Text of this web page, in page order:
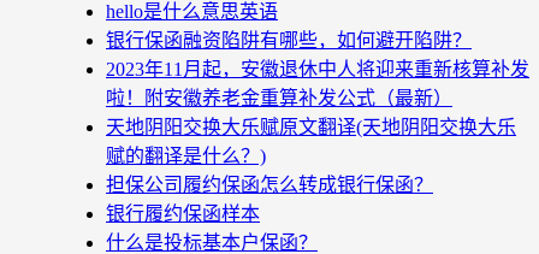
hello是什么意思英语
银行保函融资陷阱有哪些，如何避开陷阱？
2023年11月起，安徽退休中人将迎来重新核算补发
啦！附安徽养老金重算补发公式（最新）
天地阴阳交换大乐赋原文翻译(天地阴阳交换大乐
赋的翻译是什么？)
担保公司履约保函怎么转成银行保函？
银行履约保函样本
什么是投标基本户保函？